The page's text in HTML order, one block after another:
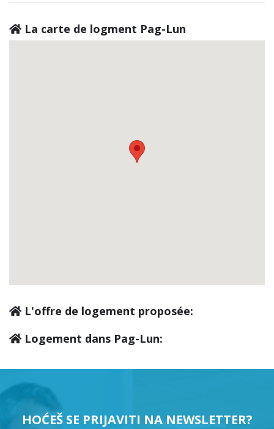
La carte de logment Pag-Lun
L'offre de logement proposée:
Logement dans Pag-Lun:
HOĆEŠ SE PRIJAVITI NA NEWSLETTER?